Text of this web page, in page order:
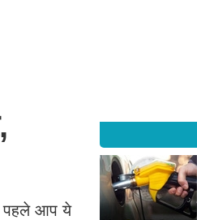
पहले आप ये